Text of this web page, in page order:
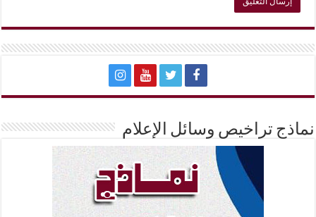
نماذج تراخيص وسائل الإعلام